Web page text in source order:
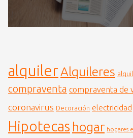
alquiler Alquileres
compraventa compraventa de
coronavirus Decoración electricidad
Hipotecas hogar hogares